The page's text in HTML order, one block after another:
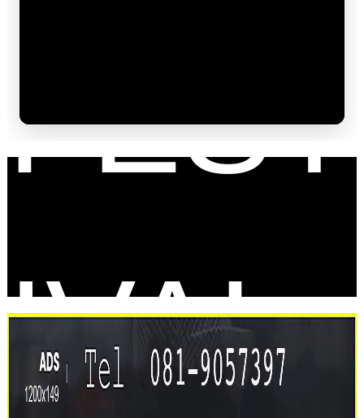
FEST
IVAL